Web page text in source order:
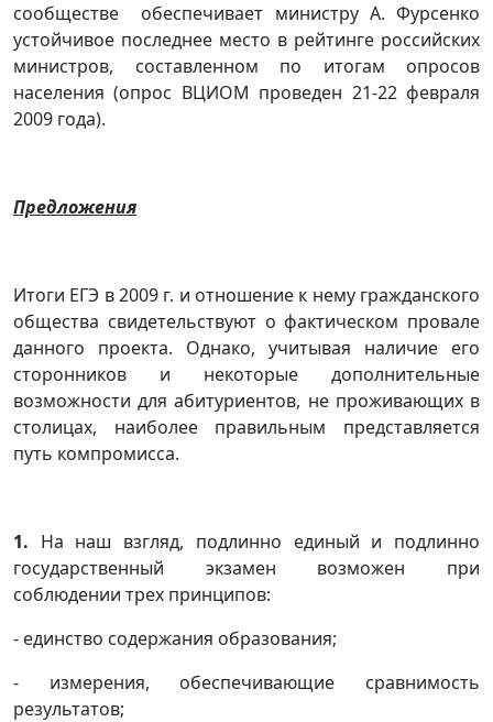
сообществе обеспечивает министру А. Фурсенко
устойчивое последнее место в рейтинге российских
министров, составленном по итогам опросов
населения (опрос ВЦИОМ проведен 21-22 февраля
2009 года).
Предложения
Итоги ЕГЭ в 2009 г. и отношение к нему гражданского
общества свидетельствуют о фактическом провале
данного проекта. Однако, учитывая наличие его
сторонников и некоторые дополнительные
возможности для абитуриентов, не проживающих в
столицах, наиболее правильным представляется
путь компромисса.
1. На наш взгляд, подлинно единый и подлинно
государственный экзамен возможен при
соблюдении трех принципов:
- единство содержания образования;
- измерения, обеспечивающие сравнимость
результатов;